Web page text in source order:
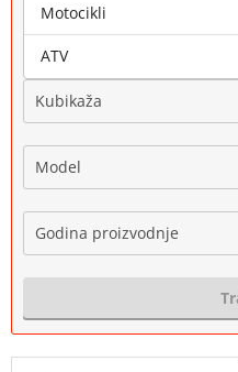
Marka
Kubikaža
Model
Godina proizvodnje
Motocikli
ATV